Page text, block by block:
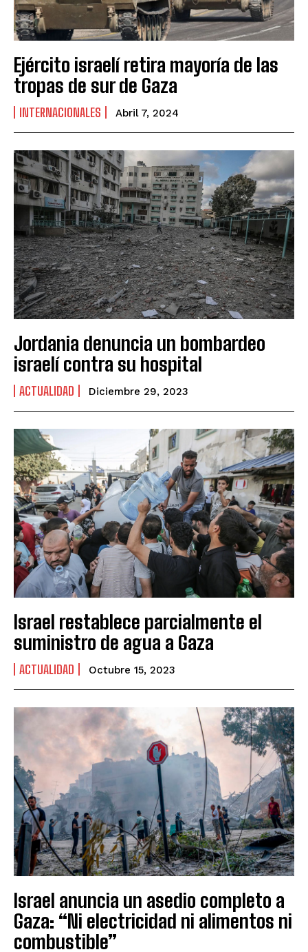
Ejército israelí retira mayoría de las
tropas de sur de Gaza
INTERNACIONALES Abril 7, 2024
Jordania denuncia un bombardeo
israelí contra su hospital
ACTUALIDAD Diciembre 29, 2023
Israel restablece parcialmente el
suministro de agua a Gaza
ACTUALIDAD Octubre 15, 2023
Israel anuncia un asedio completo a
Gaza: “Ni electricidad ni alimentos ni
combustible”